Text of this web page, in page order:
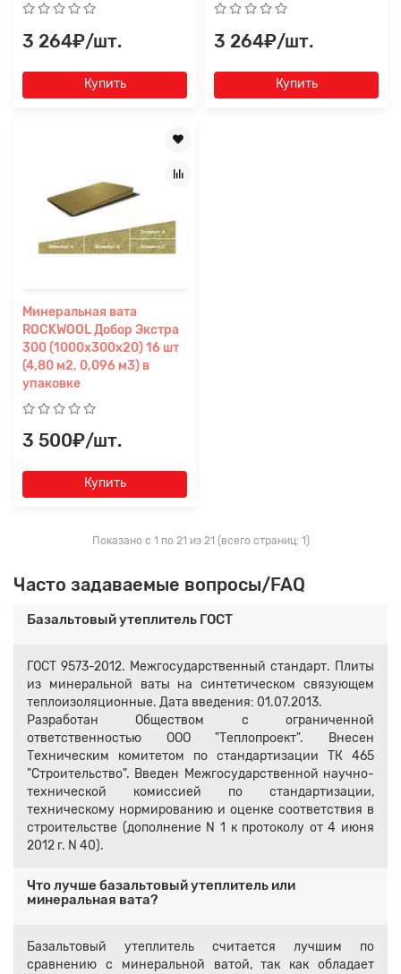
3 264₽/шт.
Купить
3 264₽/шт.
Купить
Минеральная вата
ROCKWOOL Добор Экстра
300 (1000x300x20) 16 шт
(4,80 м2, 0,096 м3) в
упаковке
3 500₽/шт.
Купить
Показано с 1 по 21 из 21 (всего страниц: 1)
Часто задаваемые вопросы/FAQ
Базальтовый утеплитель ГОСТ
ГОСТ 9573-2012. Межгосударственный стандарт. Плиты
из минеральной ваты на синтетическом связующем
теплоизоляционные. Дата введения: 01.07.2013.
Разработан Обществом с ограниченной
ответственностью ООО "Теплопроект". Внесен
Техническим комитетом по стандартизации ТК 465
"Строительство". Введен Межгосударственной научно-
технической комиссией по стандартизации,
техническому нормированию и оценке соответствия в
строительстве (дополнение N 1 к протоколу от 4 июня
2012 г. N 40).
Что лучше базальтовый утеплитель или
минеральная вата?
Базальтовый утеплитель считается лучшим по
сравнению с минеральной ватой, так как обладает